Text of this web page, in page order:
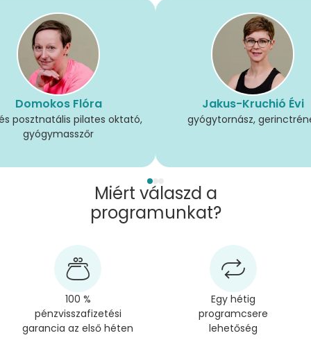
Domokos Flóra
posztnatális pilates oktató,
gyógymasszőr
Jakus-Kruchió Évi
gyógytornász,
Miért válaszd a
programunkat?
100 %
pénzvisszafizetési
garancia az első héten
Egy hétig
programcsere
lehetőség